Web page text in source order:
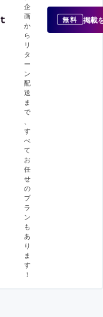
企
画
か
ら
リ
タ
ー
ン
配
送
ま
で
す
べ
て
お
任
せ
の
プ
ラ
ン
も
あ
り
ま
す
！
無料 掲載